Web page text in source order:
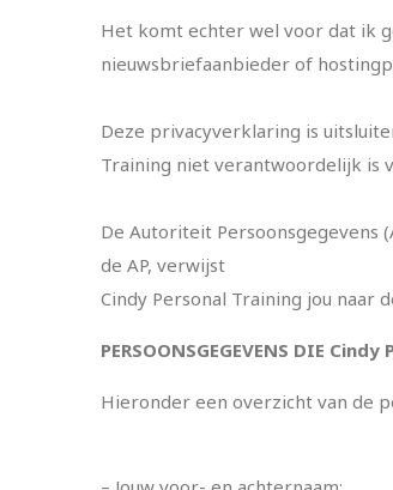
Het komt echter wel voor dat ik
nieuwsbriefaanbieder of
Deze privacyverklaring is
Training niet verantwoordelijk is
De Autoriteit Persoonsgegevens
de AP, verwijst
Cindy Personal Training jou naar
PERSOONSGEGEVENS DIE Cindy
Hieronder een overzicht van de